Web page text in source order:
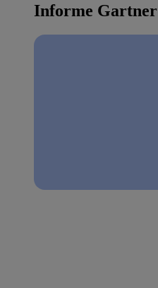
Informe Gartner